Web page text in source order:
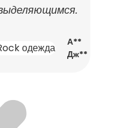
А**
Дж**